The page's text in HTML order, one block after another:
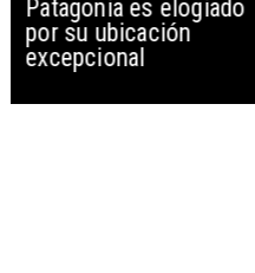
Patagonia es elogiado
por su ubicación
excepcional